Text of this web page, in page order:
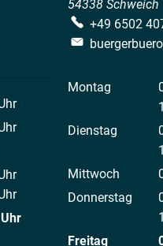
Uhr
Uhr
Uhr
Uhr
Uhr
Uhr
54338 Schweich
+49 6502
Montag
Dienstag
Mittwoch
Donnerstag
Freitag